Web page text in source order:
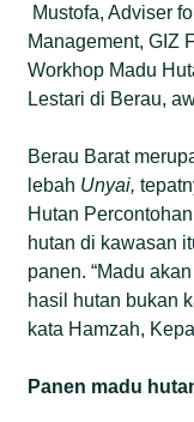
Mustofa, Adviser
Management, GIZ
Workhop Madu
Lestari di Berau,
Berau Barat
lebah Unyai,
Hutan
hutan di kawasan
panen. “Madu
hasil hutan bukan
kata Hamzah,
Panen madu